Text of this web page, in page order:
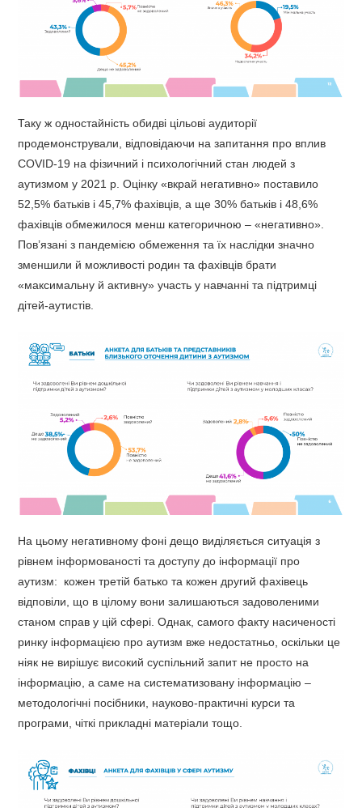
Таку ж одностайність обидві цільові аудиторії
продемонстрували, відповідаючи на запитання про вплив
COVID-19 на фізичний і психологічний стан людей з
аутизмом у 2021 р. Оцінку «вкрай негативно» поставило
52,5% батьків і 45,7% фахівців, а ще 30% батьків і 48,6%
фахівців обмежилося менш категоричною – «негативно».
Пов’язані з пандемією обмеження та їх наслідки значно
зменшили й можливості родин та фахівців брати
«максимальну й активну» участь у навчанні та підтримці
дітей-аутистів.
На цьому негативному фоні дещо виділяється ситуація з
рівнем інформованості та доступу до інформації про
аутизм: кожен третій батько та кожен другий фахівець
відповіли, що в цілому вони залишаються задоволеними
станом справ у цій сфері. Однак, самого факту насиченості
ринку інформацією про аутизм вже недостатньо, оскільки це
ніяк не вирішує високий суспільний запит не просто на
інформацію, а саме на систематизовану інформацію –
методологічні посібники, науково-практичні курси та
програми, чіткі прикладні матеріали тощо.